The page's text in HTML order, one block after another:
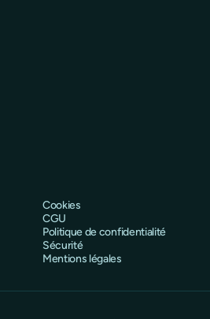
Cookies
CGU
Politique de confidentialité
Sécurité
Mentions légales